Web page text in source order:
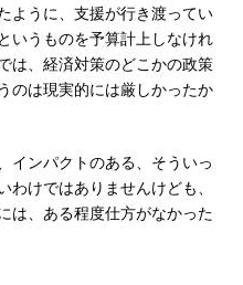
ように、支援が行き渡ってい
いうものを予算計上しなけれ
は、経済対策のどこかの政策
のは現実的には厳しかったか
インパクトのある、そういっ
けではありませんけども、
は、ある程度仕方がなかった